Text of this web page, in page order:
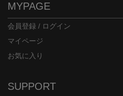
MYPAGE
会員登録 / ログイン
マイページ
お気に入り
SUPPORT